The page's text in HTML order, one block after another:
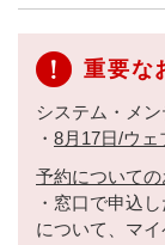
重要な
システム・メ
・ 8月17日/ウェ
予約について
・窓口で申込
について、マ